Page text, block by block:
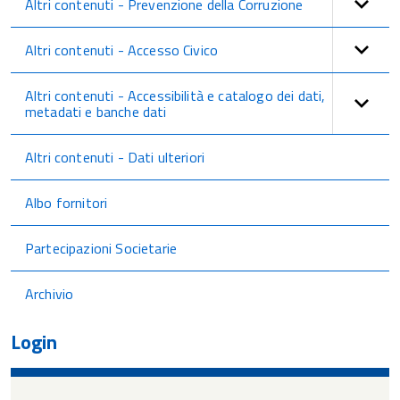
Altri contenuti - Prevenzione della Corruzione
Altri contenuti - Accesso Civico
Altri contenuti - Accessibilità e catalogo dei dati,
metadati e banche dati
Altri contenuti - Dati ulteriori
Albo fornitori
Partecipazioni Societarie
Archivio
Login